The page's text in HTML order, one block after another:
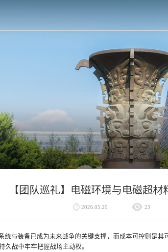
【团队巡礼】电磁环境与电磁超材
2026.05.29 23
统与装备已成为未来战争的关键支撑，而成本可控则是
战中牢牢把握战场主动权。